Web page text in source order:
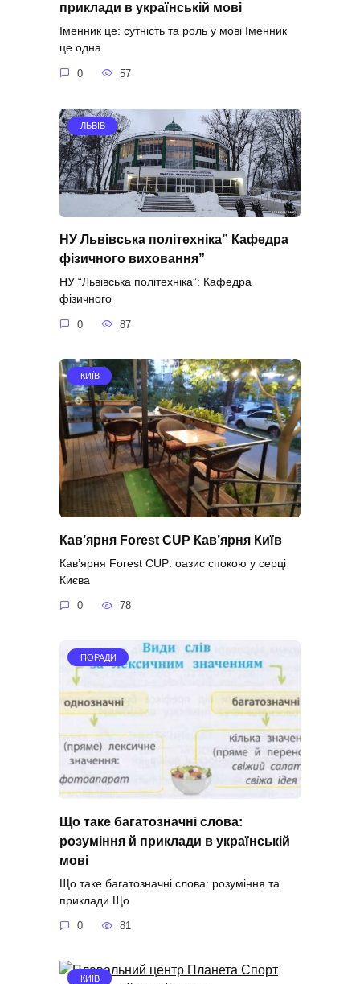
приклади в українській мові
Іменник це: сутність та роль у мові Іменник
це одна
0 57
ЛЬВІВ
НУ Львівська політехніка” Кафедра
фізичного виховання”
НУ “Львівська політехніка”: Кафедра
фізичного
0 87
КИЇВ
Кав’ярня Forest CUP Кав’ярня Київ
Кав’ярня Forest CUP: оазис спокою у серці
Києва
0 78
ПОРАДИ
Що таке багатозначні слова:
розуміння й приклади в українській
мові
Що таке багатозначні слова: розуміння та
приклади Що
0 81
КИЇВ